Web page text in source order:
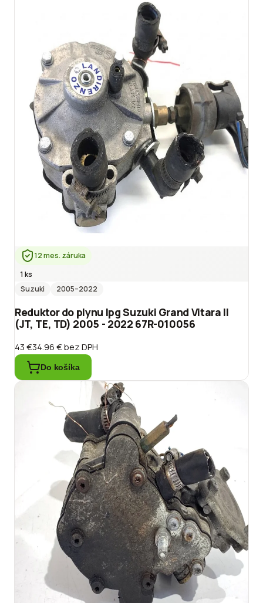
12 mes. záruka
1 ks
Suzuki
2005–2022
Reduktor do plynu lpg Suzuki Grand Vitara II
(JT, TE, TD) 2005 - 2022 67R-010056
43 €34.96 €bez DPH
Do košíka